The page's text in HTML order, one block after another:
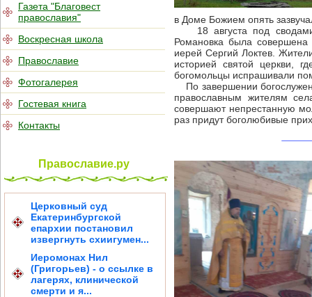
Газета "Благовест
православия"
Воскресная школа
Православие
Фотогалерея
Гостевая книга
Контакты
Православие.ру
Церковный суд
Екатеринбургской
епархии постановил
извергнуть схиигумен...
Иеромонах Нил
(Григорьев) - о ссылке в
лагерях, клинической
смерти и я...
в Доме Божием опять
18 августа под сводами
Романовка была совершена
иерей Сергий Локтев.
историей святой церкви,
богомольцы испрашивали
По завершении
православным жителям
совершают непрестанную
раз придут боголюбивые